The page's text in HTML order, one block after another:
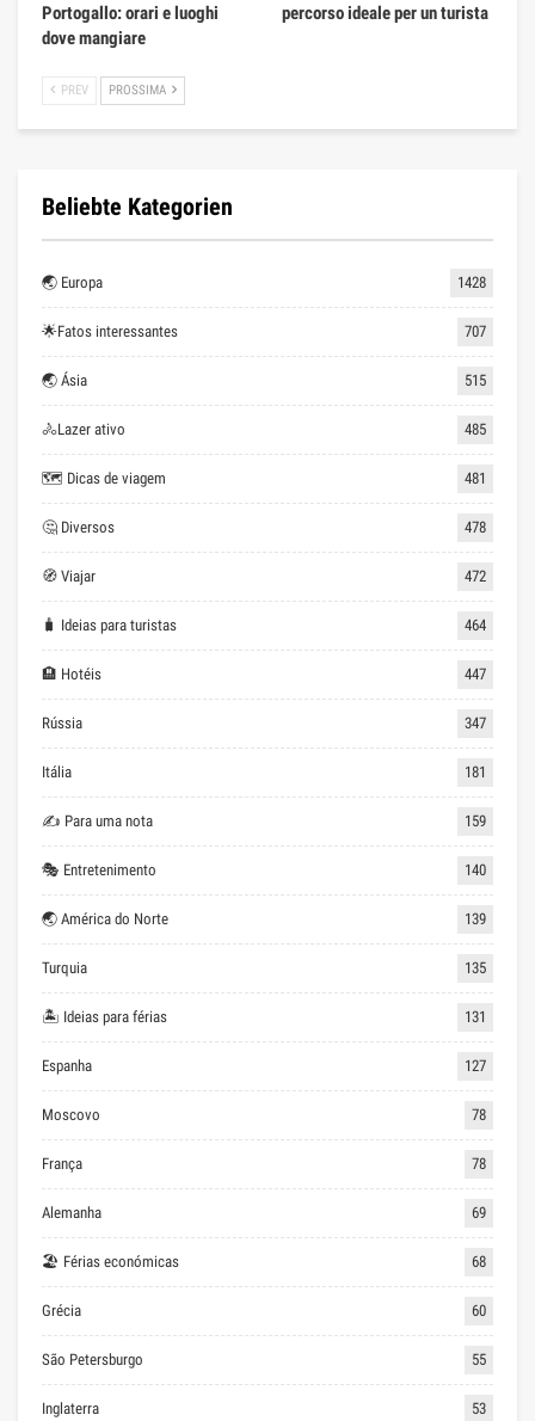
Portogallo: orari e luoghi
dove mangiare
percorso ideale per un turista
PREV PROSSIMA
Beliebte Kategorien
🌏 Europa 1428
🌟Fatos interessantes 707
🌏 Ásia 515
🚴Lazer ativo 485
🗺 Dicas de viagem 481
🤔 Diversos 478
🧭 Viajar 472
🧳 Ideias para turistas 464
🏨 Hotéis 447
Rússia 347
Itália 181
✍ Para uma nota 159
🎭 Entretenimento 140
🌏 América do Norte 139
Turquia 135
🏝 Ideias para férias 131
Espanha 127
Moscovo 78
França 78
Alemanha 69
🏖 Férias económicas 68
Grécia 60
São Petersburgo 55
Inglaterra 53